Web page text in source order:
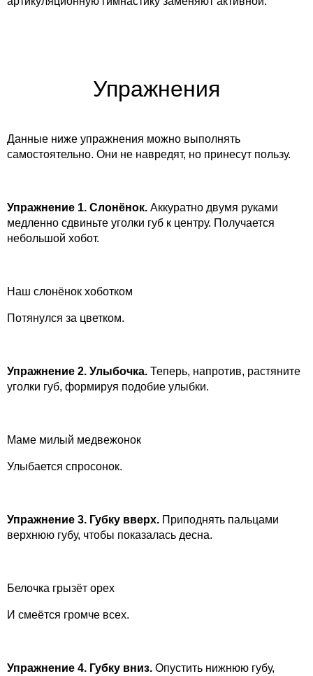
Упражнения
Данные ниже упражнения можно выполнять
самостоятельно. Они не навредят, но принесут пользу.
Упражнение 1. Слонёнок. Аккуратно двумя руками
медленно сдвиньте уголки губ к центру. Получается
небольшой хобот.
Наш слонёнок хоботком
Потянулся за цветком.
Упражнение 2. Улыбочка. Теперь, напротив, растяните
уголки губ, формируя подобие улыбки.
Маме милый медвежонок
Улыбается спросонок.
Упражнение 3. Губку вверх. Приподнять пальцами
верхнюю губу, чтобы показалась десна.
Белочка грызёт орех
И смеётся громче всех.
Упражнение 4. Губку вниз. Опустить нижнюю губу,